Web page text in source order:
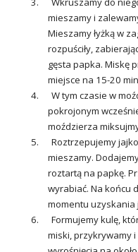
mieszamy i
Mieszamy łyżką w
rozpuściły,
gęsta papka. Miskę
miejsce na 15-20
4. W tym czasie w
pokrojonym
moździerza
5. Roztrzepujemy jajko
mieszamy.
roztartą na papkę.
wyrabiać. Na końcu
momentu uzyskania
6. Formujemy kulę,
miski, przykrywamy